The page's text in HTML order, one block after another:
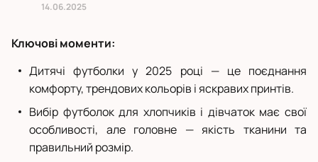
14.06.2025
Ключові моменти:
Дитячі футболки у 2025 році — це поєднання
комфорту, трендових кольорів і яскравих принтів.
Вибір футболок для хлопчиків і дівчаток має свої
особливості, але головне — якість тканини та
правильний розмір.